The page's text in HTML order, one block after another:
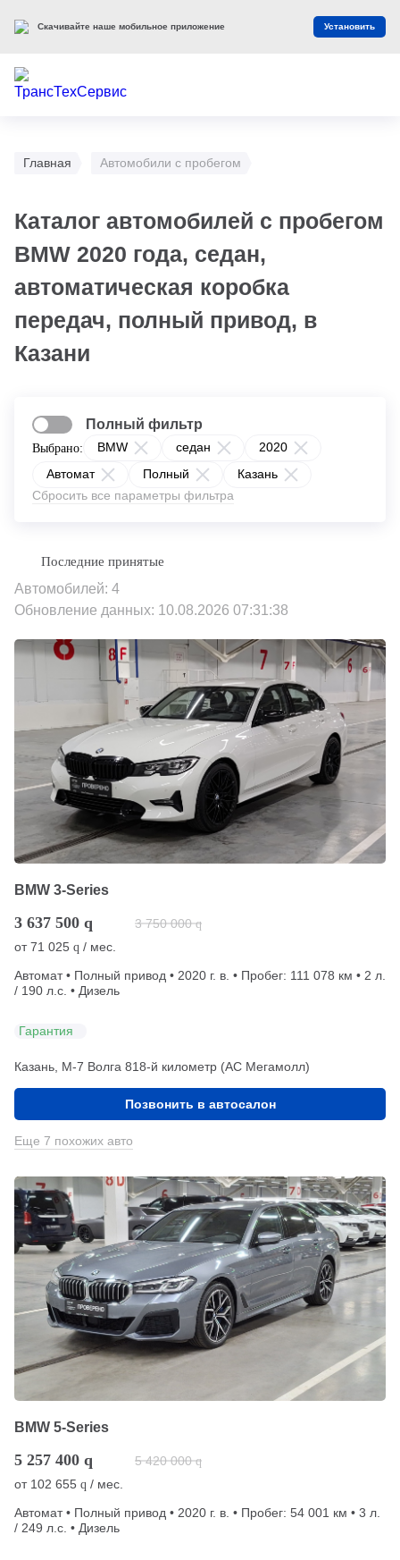
Главная Автомобили с пробегом
Каталог автомобилей с пробегом
BMW 2020 года, седан,
автоматическая коробка
передач, полный привод, в
Казани
Выбрано: BMW седан
2020
Автомат
Полный
Казань
Сбросить все параметры фильтра
Полный фильтр
Автомобилей: 4
Обновление данных: 10.08.2026 07:31:38
BMW 3-Series
3 637 500 q 3 750 000 q
от71 025 q / мес.
Автомат • Полный привод • 2020 г. в. • Пробег: 111 078 км • 2 л.
/ 190 л.с. • Дизель
Гарантия
Казань, М-7 Волга 818-й километр (АС Мегамолл)
Позвонить в автосалон
Еще 7 похожих авто
BMW 5-Series
5 257 400 q 5 420 000 q
от 102 655 q / мес.
Автомат • Полный привод • 2020 г. в. • Пробег: 54 001 км • 3 л.
/ 249 л.с. • Дизель
Скачивайте наше мобильное приложение Установить